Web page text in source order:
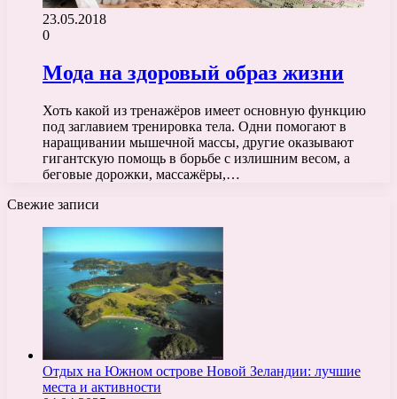
23.05.2018
0
Мода на здоровый образ жизни
Хоть какой из тренажёров имеет основную функцию
под заглавием тренировка тела. Одни помогают в
наращивании мышечной массы, другие оказывают
гигантскую помощь в борьбе с излишним весом, а
беговые дорожки, массажёры,…
Свежие записи
Отдых на Южном острове Новой Зеландии: лучшие
места и активности